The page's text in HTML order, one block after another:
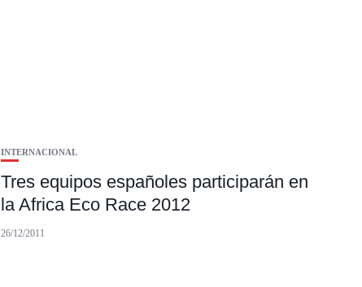
INTERNACIONAL
Tres equipos españoles participarán en
la Africa Eco Race 2012
26/12/2011